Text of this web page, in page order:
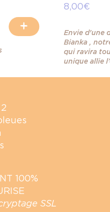
+
8,00 €
Envie d'une
Bianka ,
qui ravira
unique allie
100%
SSL